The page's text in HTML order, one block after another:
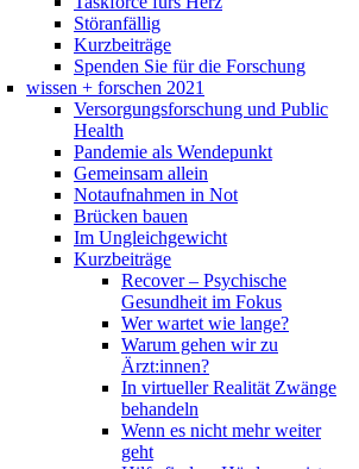
Störanfällig
Kurzbeiträge
Spenden Sie für die Forschung
wissen + forschen 2021
Versorgungsforschung und Public
Health
Pandemie als Wendepunkt
Gemeinsam allein
Notaufnahmen in Not
Brücken bauen
Im Ungleichgewicht
Kurzbeiträge
Recover – Psychische
Gesundheit im Fokus
Wer wartet wie lange?
Warum gehen wir zu
Ärzt:innen?
In virtueller Realität Zwänge
behandeln
Wenn es nicht mehr weiter
geht